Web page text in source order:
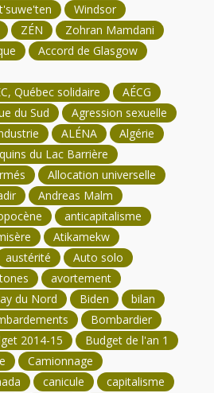
Windsor
ZÉN
Zohran Mamdani
Accord de Glasgow
Québec solidaire
AÉCG
du Sud
Agression sexuelle
ALÉNA
Algérie
du Lac Barrière
Allocation universelle
Andreas Malm
anticapitalisme
Atikamekw
austérité
Auto solo
avortement
du Nord Biden
bilan
Bombardier
2014-15
Budget de l'an 1
Camionnage
canicule
capitalisme